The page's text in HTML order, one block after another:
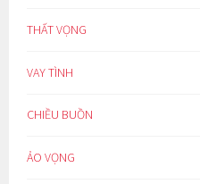
THẤT VỌNG
VAY TÌNH
CHIỀU BUỒN
ẢO VỌNG